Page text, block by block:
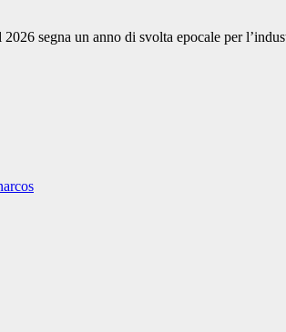
segna un anno di svolta epocale per